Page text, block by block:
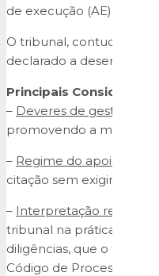
de execução (AE) na
O tribunal, contudo,
declarado a deserção da
Principais
– Deveres de gestão
promovendo a marcha
– Regime do apoio
citação sem exigir o
– Interpretação restritiva
tribunal na prática dos
diligências, que o
Código de Processo